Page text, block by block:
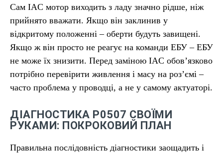
Сам IAC мотор виходить з ладу значно рідше, ніж
прийнято вважати. Якщо він заклинив у
відкритому положенні – оберти будуть завищені.
Якщо ж він просто не реагує на команди ЕБУ – ЕБУ
не може їх знизити. Перед заміною IAC обов’язково
потрібно перевірити живлення і масу на роз’ємі –
часто проблема у проводці, а не у самому актуаторі.
ДІАГНОСТИКА P0507 СВОЇМИ
РУКАМИ: ПОКРОКОВИЙ ПЛАН
Правильна послідовність діагностики заощадить і